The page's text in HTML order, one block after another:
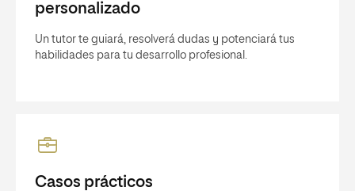
personalizado
Un tutor te guiará, resolverá dudas y potenciará tus
habilidades para tu desarrollo profesional.
Casos prácticos